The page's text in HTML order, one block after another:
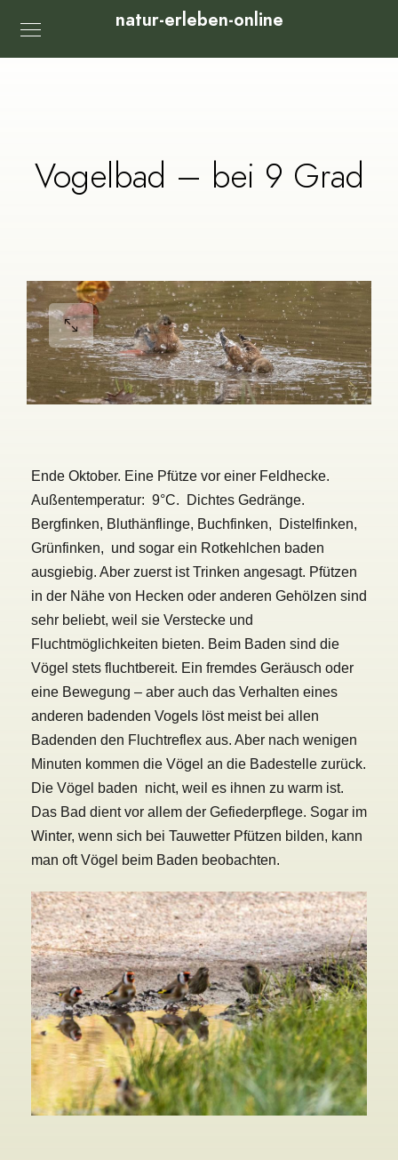
natur-erleben-online
Vogelbad – bei 9 Grad
Ende Oktober. Eine Pfütze vor einer Feldhecke.
Außentemperatur: 9°C. Dichtes Gedränge.
Bergfinken, Bluthänflinge, Buchfinken, Distelfinken,
Grünfinken, und sogar ein Rotkehlchen baden
ausgiebig. Aber zuerst ist Trinken angesagt. Pfützen
in der Nähe von Hecken oder anderen Gehölzen sind
sehr beliebt, weil sie Verstecke und
Fluchtmöglichkeiten bieten. Beim Baden sind die
Vögel stets fluchtbereit. Ein fremdes Geräusch oder
eine Bewegung – aber auch das Verhalten eines
anderen badenden Vogels löst meist bei allen
Badenden den Fluchtreflex aus. Aber nach wenigen
Minuten kommen die Vögel an die Badestelle zurück.
Die Vögel baden nicht, weil es ihnen zu warm ist.
Das Bad dient vor allem der Gefiederpflege. Sogar im
Winter, wenn sich bei Tauwetter Pfützen bilden, kann
man oft Vögel beim Baden beobachten.